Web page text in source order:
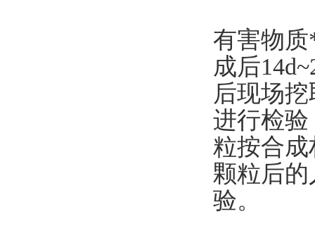
有害物
成后
后现场
进行检
粒按合
颗粒后
验。